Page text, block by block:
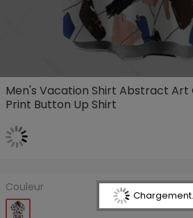
Men's Vacation Shirt Abstract Art
Print Button Up Shirt
Couleur